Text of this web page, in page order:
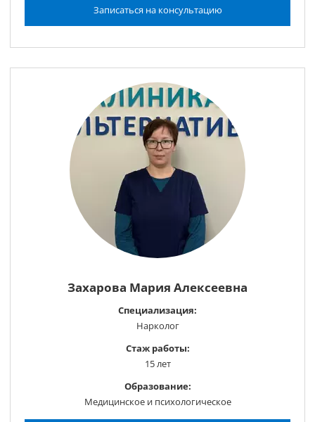
Записаться на консультацию
Захарова Мария Алексеевна
Специализация:
Нарколог
Стаж работы:
15 лет
Образование:
Медицинское и психологическое